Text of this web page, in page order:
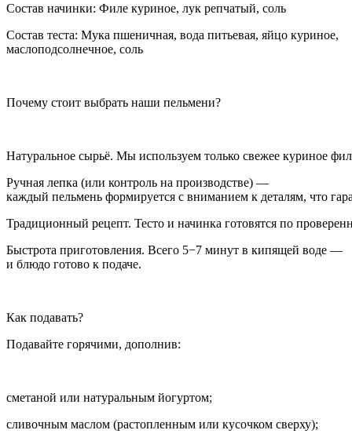
Состав начинки: Филе куриное, лук репчатый, соль
Состав теста: Мука пшеничная, вода питьевая, яйцо куриное,
маслоподсолнечное, соль
Почему стоит выбрать наши пельмени?
Натуральное сырьё. Мы используем только свежее куриное
Ручная лепка (или контроль на производстве) —
каждый пельмень формируется с вниманием к деталям, что
Традиционный рецепт. Тесто и начинка готовятся по
Быстрота приготовления. Всего 5−7 минут в кипящей воде —
и блюдо готово к подаче.
Как подавать?
Подавайте горячими, дополнив:
сметаной или натуральным йогуртом;
сливочным маслом (растопленным или кусочком сверху);